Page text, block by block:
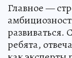
Главное —
развиваться.
ребята,